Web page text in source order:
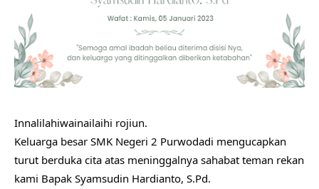
Innalilahiwainailaihi rojiun.
Keluarga besar SMK Negeri 2 Purwodadi mengucapkan
turut berduka cita atas meninggalnya sahabat teman rekan
kami Bapak Syamsudin Hardianto, S.Pd.